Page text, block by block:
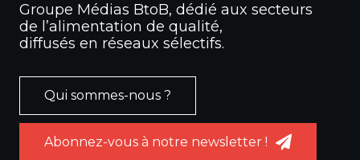
Groupe Médias BtoB, dédié aux secteurs
de l’alimentation de qualité,
diffusés en réseaux sélectifs.
Qui sommes-nous ?
Abonnez-vous à notre newsletter !